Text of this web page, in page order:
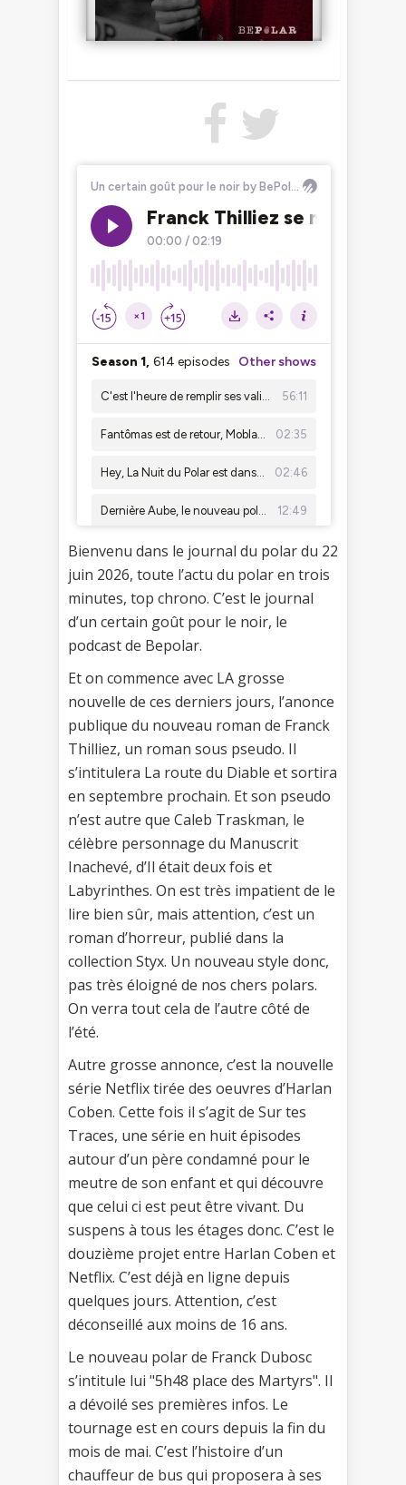
Bienvenu dans le journal du polar du 22
juin 2026, toute l’actu du polar en trois
minutes, top chrono. C’est le journal
d’un certain goût pour le noir, le
podcast de Bepolar.
Et on commence avec LA grosse
nouvelle de ces derniers jours, l’anonce
publique du nouveau roman de Franck
Thilliez, un roman sous pseudo. Il
s’intitulera La route du Diable et sortira
en septembre prochain. Et son pseudo
n’est autre que Caleb Traskman, le
célèbre personnage du Manuscrit
Inachevé, d’Il était deux fois et
Labyrinthes. On est très impatient de le
lire bien sûr, mais attention, c’est un
roman d’horreur, publié dans la
collection Styx. Un nouveau style donc,
pas très éloigné de nos chers polars.
On verra tout cela de l’autre côté de
l’été.
Autre grosse annonce, c’est la nouvelle
série Netflix tirée des oeuvres d’Harlan
Coben. Cette fois il s’agit de Sur tes
Traces, une série en huit épisodes
autour d’un père condamné pour le
meutre de son enfant et qui découvre
que celui ci est peut être vivant. Du
suspens à tous les étages donc. C’est le
douzième projet entre Harlan Coben et
Netflix. C’est déjà en ligne depuis
quelques jours. Attention, c’est
déconseillé aux moins de 16 ans.
Le nouveau polar de Franck Dubosc
s’intitule lui "5h48 place des Martyrs". Il
a dévoilé ses premières infos. Le
tournage est en cours depuis la fin du
mois de mai. C’est l’histoire d’un
chauffeur de bus qui proposera à ses